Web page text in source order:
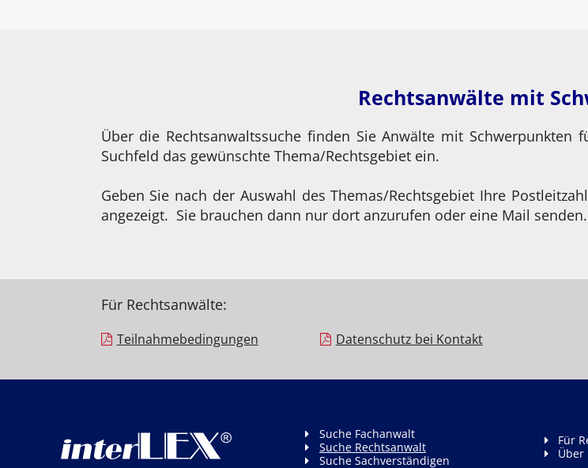
Rechtsanwälte mit
Über die Rechtsanwaltssuche finden Sie Anwälte mit Schwerpunkten
Suchfeld das gewünschte Thema/Rechtsgebiet ein.
Geben Sie nach der Auswahl des Themas/Rechtsgebiet Ihre
angezeigt. Sie brauchen dann nur dort anzurufen oder eine Mail senden.
Für Rechtsanwälte:
Teilnahme­bedingungen Datenschutz bei Kontakt
Suche Fachanwalt
Suche Rechtsanwalt
Suche Sachverständigen
Für
Über